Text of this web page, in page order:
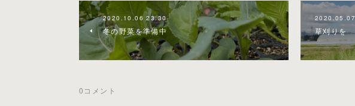
2020.10.06 23:30
冬の野菜を準備中 草刈りを
0 コメント